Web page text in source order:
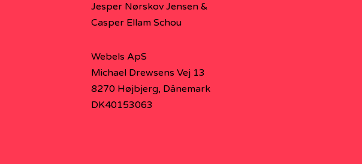
Jesper Nørskov Jensen &
Casper Ellam Schou
Webels ApS
Michael Drewsens Vej 13
8270 Højbjerg, Dänemark
DK40153063